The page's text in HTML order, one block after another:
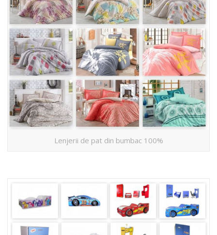
Lenjerii de pat din bumbac 100%